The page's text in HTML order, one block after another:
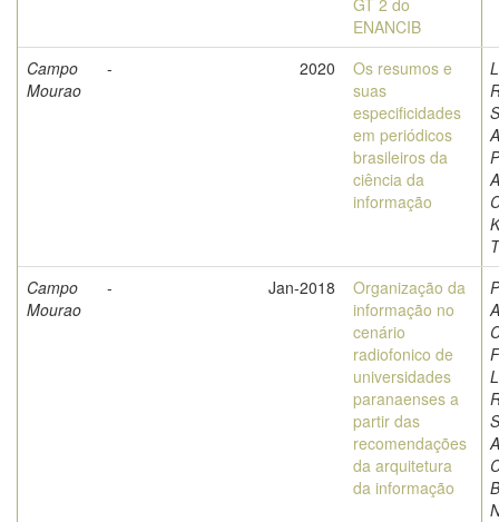
GT 2 do
ENANCIB
Campo
Mourao
- 2020
Os resumos e
suas
especificidades
em periódicos
brasileiros da
ciência da
informação
Campo
Mourao
- Jan-2018
Organização da
informação no
cenário
radiofonico de
universidades
paranaenses a
partir das
recomendações
da arquitetura
da informação